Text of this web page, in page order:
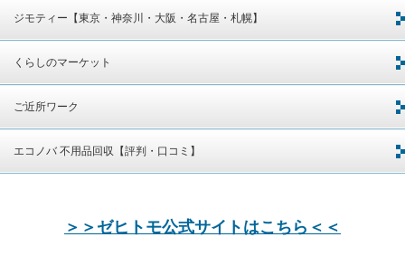
ジモティー【東京・神奈川・大阪・名古屋・札幌】
くらしのマーケット
ご近所ワーク
エコノバ 不用品回収【評判・口コミ】
＞＞ゼヒトモ公式サイトはこちら＜＜